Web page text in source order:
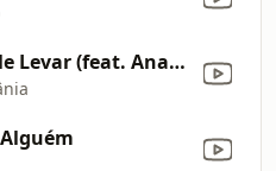
Pra Rua Me Levar (feat. Ana Carolina) [Ao Vivo]